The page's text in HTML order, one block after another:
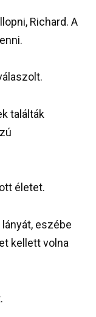
Richard. A
találták
életet.
eszébe
kellett volna